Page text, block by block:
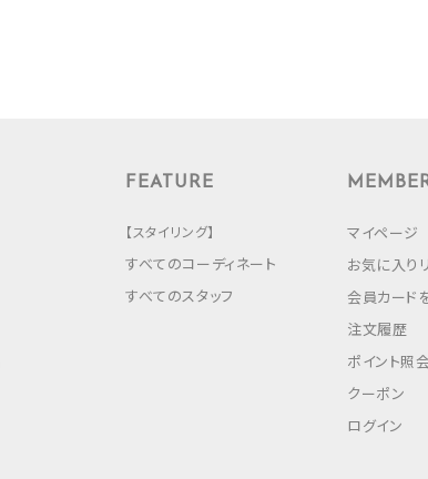
FEATURE
【スタイリング】
すべてのコーディネート
すべてのスタッフ
マイページ
お気に入り
会員カード
注文履歴
ポイント照
クーポン
ログイン